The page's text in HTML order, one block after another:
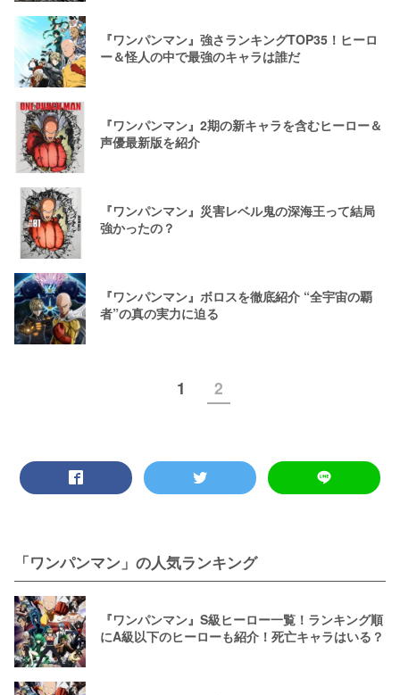
『ワンパンマン』強さランキングTOP35！ヒーロ
ー＆怪人の中で最強のキャラは誰だ
『ワンパンマン』2期の新キャラを含むヒーロー＆
声優最新版を紹介
『ワンパンマン』災害レベル鬼の深海王って結局
強かったの？
『ワンパンマン』ボロスを徹底紹介 “全宇宙の覇
者”の真の実力に迫る
1 2
「ワンパンマン」の人気ランキング
『ワンパンマン』S級ヒーロー一覧！ランキング順
にA級以下のヒーローも紹介！死亡キャラはいる？